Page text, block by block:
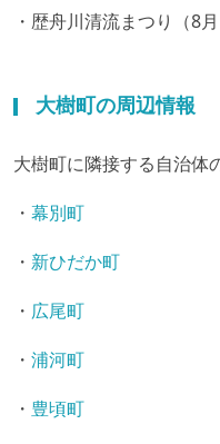
・歴舟川清流まつり（8月
大樹町の周辺情報
大樹町に隣接する自治体
・ 幕別町
・ 新ひだか町
・ 広尾町
・ 浦河町
・ 豊頃町